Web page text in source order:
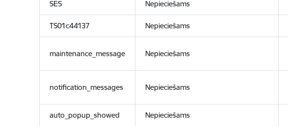
SES Nepieciešams
TS01c44137 Nepieciešams
maintenance_message Nepieciešams
notification_messages Nepieciešams
auto_popup_showed Nepieciešams